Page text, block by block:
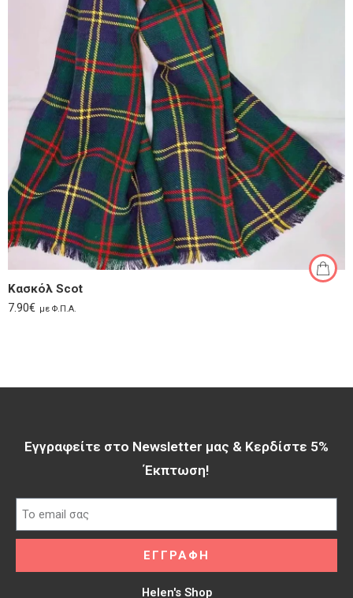
Κασκόλ Scot
7.90€ με Φ.Π.Α.
Εγγραφείτε στο Newsletter μας & Κερδίστε 5%
Έκπτωση!​
ΕΓΓΡΑΦΗ
Helen's Shop